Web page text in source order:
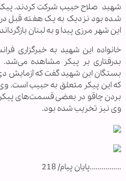
شهید صلاح حبیب شرکت کردند.
شده بود نزدیک به یک هفته قبل
این شهر مرزی پیدا و به لبنان
خانواده این شهید به خبرگزاری
بدرفتاری بر پیکر مشاهده
که این پیکر متعلق به حبیب است.
بردن چاقو در بعضی قسمت‌های
وی نیز تخریب شده بود.
................پایان پیام/ 218